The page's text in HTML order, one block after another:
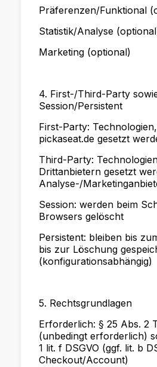
Präferenzen/Funktional
Statistik/Analyse
Marketing (optional)
4. First-/Third-Party
Session/Persistent
First-Party:
pickaseat.de gesetzt
Third-Party:
Drittanbietern gesetzt
Analyse-/
Session: werden beim
Browsers gelöscht
Persistent: bleiben bis
bis zur Löschung
(konfigurationsabhängig)
5. Rechtsgrundlagen
Erforderlich: § 25 Abs. 2
(unbedingt erforderlich)
1 lit. f DSGVO (ggf. lit. b
Checkout/Account)